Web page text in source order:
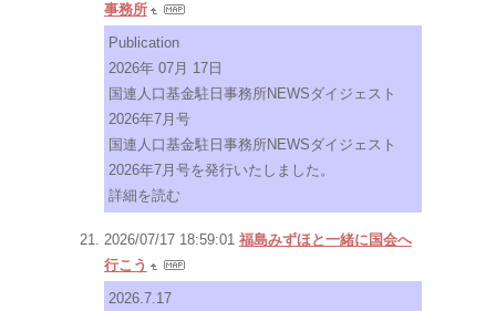
事務所
Publication
2026年 07月 17日
国連人口基金駐日事務所NEWSダイジェスト
2026年7月号
国連人口基金駐日事務所NEWSダイジェスト
2026年7月号を発行いたしました。
詳細を読む
2026/07/17 18:59:01 福島みずほと一緒に国会へ
行こう
2026.7.17